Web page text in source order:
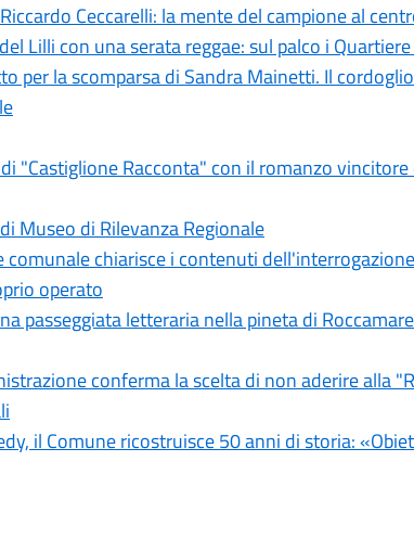
Ceccarelli: la mente del campione al
Lilli con una serata reggae: sul palco i
per la scomparsa di Sandra Mainetti. Il cordoglio
"Castiglione Racconta" con il romanzo
Museo di Rilevanza Regionale
comunale chiarisce i contenuti
operato
passeggiata letteraria nella pineta di
conferma la scelta di non aderire alla
il Comune ricostruisce 50 anni di storia: